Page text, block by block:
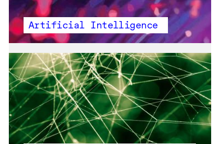
Artificial Intelligence